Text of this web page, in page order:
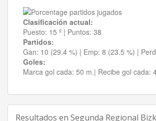
Clasificación actual:
Puesto: 15 º | Puntos: 38
Partidos:
Gan: 10 (29.4 %) | Emp: 8 (23.5 %) |
Goles:
Marca gol cada: 50 m.| Recibe gol cada:
Resultados en Segunda Regional